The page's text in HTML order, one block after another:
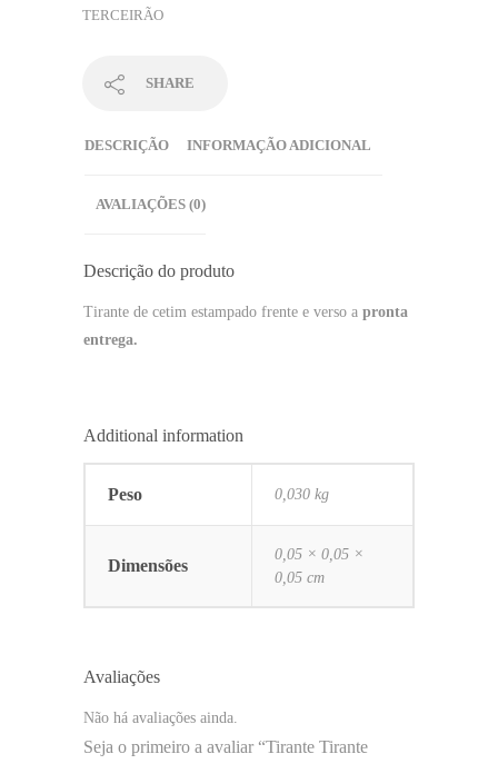
TERCEIRÃO
SHARE
DESCRIÇÃO INFORMAÇÃO ADICIONAL
AVALIAÇÕES (0)
Descrição do produto
Tirante de cetim estampado frente e verso a pronta
entrega.
Additional information
Peso 0,030 kg
Dimensões
0,05 × 0,05 ×
0,05 cm
Avaliações
Não há avaliações ainda.
Seja o primeiro a avaliar “Tirante Tirante